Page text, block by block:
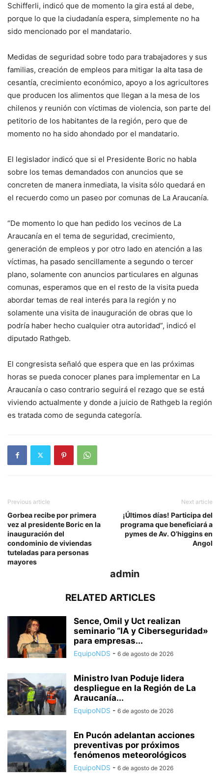
Schifferli, indicó que de momento la gira está al debe,
porque lo que la ciudadanía espera, simplemente no ha
sido mencionado por el mandatario.
Medidas de seguridad sobre todo para trabajadores y sus
familias, creación de empleos para mitigar la alta tasa de
cesantía, crecimiento económico, apoyo a los agricultores
que producen los alimentos que llegan a la mesa de los
chilenos y reunión con víctimas de violencia, son parte del
petitorio de los habitantes de la región, pero que de
momento no ha sido ahondado por el mandatario.
El legislador indicó que si el Presidente Boric no habla
sobre los temas demandados con anuncios que se
concreten de manera inmediata, la visita sólo quedará en
el recuerdo como un paseo por comunas de La Araucanía.
“De momento lo que han pedido los vecinos de La
Araucanía en el tema de seguridad, crecimiento,
generación de empleos y por otro lado en atención a las
víctimas, ha pasado sencillamente a segundo o tercer
plano, solamente con anuncios particulares en algunas
comunas, esperamos que en el resto de la visita pueda
abordar temas de real interés para la región y no
solamente una visita de inauguración de obras que lo
podría haber hecho cualquier otra autoridad”, indicó el
diputado Rathgeb.
El congresista señaló que espera que en las próximas
horas se pueda conocer planes para implementar en La
Araucanía o caso contrario seguirá el rezago que se está
viviendo actualmente y donde a juicio de Rathgeb la región
es tratada como de segunda categoría.
Previous article
Gorbea recibe por primera
vez al presidente Boric en la
inauguración del
condominio de viviendas
tuteladas para personas
mayores
Next article
¡Últimos días! Participa del
programa que beneficiará a
pymes de Av. O’higgins en
Angol
admin
RELATED ARTICLES
Sence, Omil y Uct realizan
seminario “IA y Ciberseguridad»
para empresas...
EquipoNDS - 6 de agosto de 2026
Ministro Ivan Poduje lidera
despliegue en la Región de La
Araucanía...
EquipoNDS - 6 de agosto de 2026
En Pucón adelantan acciones
preventivas por próximos
fenómenos meteorológicos
EquipoNDS - 6 de agosto de 2026